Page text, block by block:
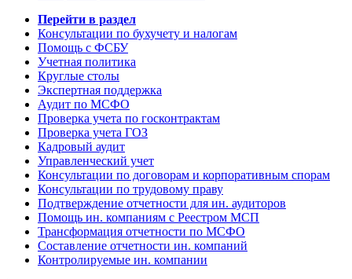
Перейти в раздел
Консультации по бухучету и налогам
Помощь с ФСБУ
Учетная политика
Круглые столы
Экспертная поддержка
Аудит по МСФО
Проверка учета по госконтрактам
Проверка учета ГОЗ
Кадровый аудит
Управленческий учет
Консультации по договорам и корпоративным спорам
Консультации по трудовому праву
Подтверждение отчетности для ин. аудиторов
Помощь ин. компаниям с Реестром МСП
Трансформация отчетности по МСФО
Составление отчетности ин. компаний
Контролируемые ин. компании